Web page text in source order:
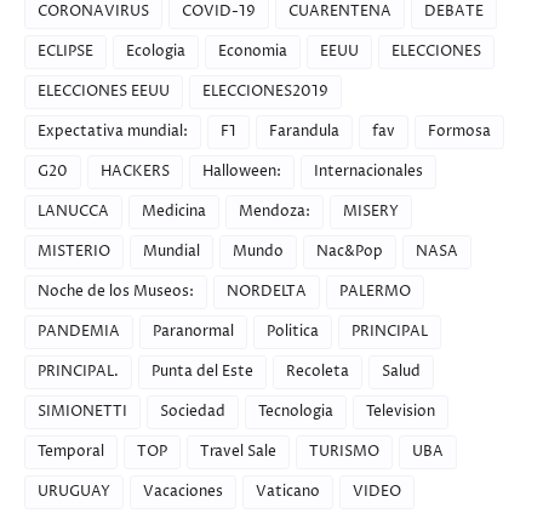
CORONAVIRUS
COVID-19 CUARENTENA
DEBATE
ECLIPSE
Ecologia Economia EEUU
ELECCIONES
ELECCIONES EEUU
ELECCIONES2019
Expectativa mundial:
F1 Farandula fav
Formosa
G20
HACKERS Halloween:
Internacionales
LANUCCA
Medicina Mendoza:
MISERY
MISTERIO
Mundial Mundo Nac&Pop
NASA
Noche de los Museos:
NORDELTA
PALERMO
PANDEMIA
Paranormal Politica
PRINCIPAL
PRINCIPAL.
Punta del Este Recoleta
Salud
SIMIONETTI
Sociedad Tecnologia
Television
Temporal
TOP Travel Sale TURISMO
UBA
URUGUAY
Vacaciones Vaticano VIDEO